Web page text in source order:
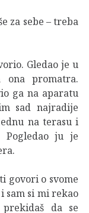
za sebe – treba
Gledao je u
promatra.
ga na aparatu
sad najradije
na terasu i
Pogledao ju je
govori o svome
sam si mi rekao
da se